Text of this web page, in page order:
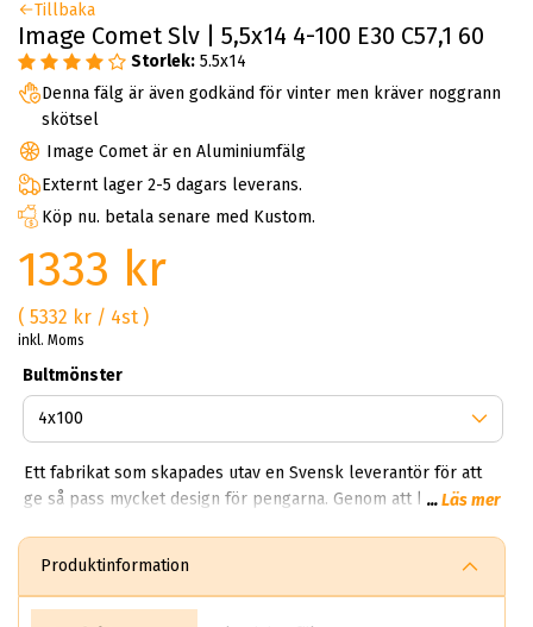
Tillbaka
Image Comet Slv | 5,5x14 4-100 E30 C57,1 60
Storlek: 5.5x14
Denna fälg är även godkänd för vinter men kräver noggrann
skötsel
Image Comet är en Aluminiumfälg
Externt lager 2-5 dagars leverans.
Köp nu. betala senare med Kustom.
1333 kr
( 5332 kr / 4st )
inkl. Moms
Bultmönster
Ett fabrikat som skapades utav en Svensk leverantör för att
ge så pass mycket design för pengarna. Genom att köpa
snygg, lättvättad och fem-sju ekrad fälg för en billig peng.
Image är lämpliga för både sommar och vinter. Just därför ska
...Läs mer
Produktinformation